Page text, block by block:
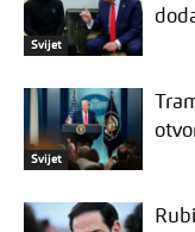
Svijet
Svijet